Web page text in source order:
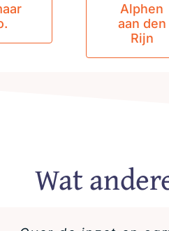
Alphen
aan den
Rijn
Wat